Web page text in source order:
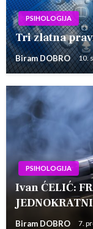
PSIHOLOGIJA
Tri zlatna
Biram DOBRO 10.
PSIHOLOGIJA
Ivan ĆELIĆ:
Biram DOBRO 7.